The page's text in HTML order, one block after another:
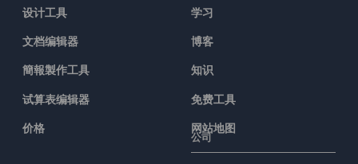
设计工具
文档编辑器
簡報製作工具
试算表编辑器
价格
学习
博客
知识
免费工具
网站地图
公司